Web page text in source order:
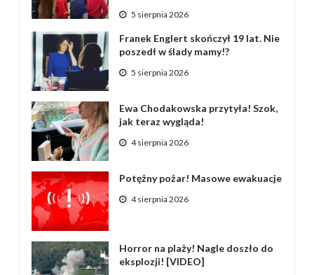
5 sierpnia 2026
Franek Englert skończył 19 lat. Nie
poszedł w ślady mamy!?
5 sierpnia 2026
Ewa Chodakowska przytyła! Szok,
jak teraz wygląda!
4 sierpnia 2026
Potężny pożar! Masowe ewakuacje
4 sierpnia 2026
Horror na plaży! Nagle doszło do
eksplozji! [VIDEO]